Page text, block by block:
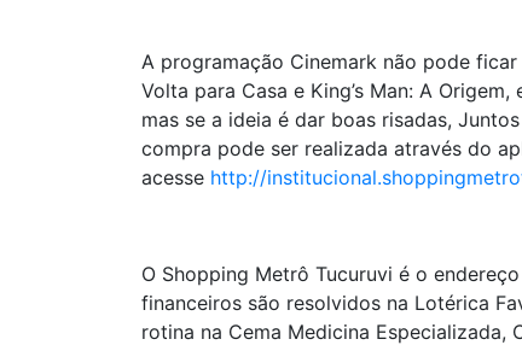
A programação Cinemark não pode
Volta para Casa e King’s Man: A
mas se a ideia é dar boas risadas,
compra pode ser realizada através do
acesse http://
O Shopping Metrô Tucuruvi é o
financeiros são resolvidos na Lotérica
rotina na Cema Medicina Especializada,